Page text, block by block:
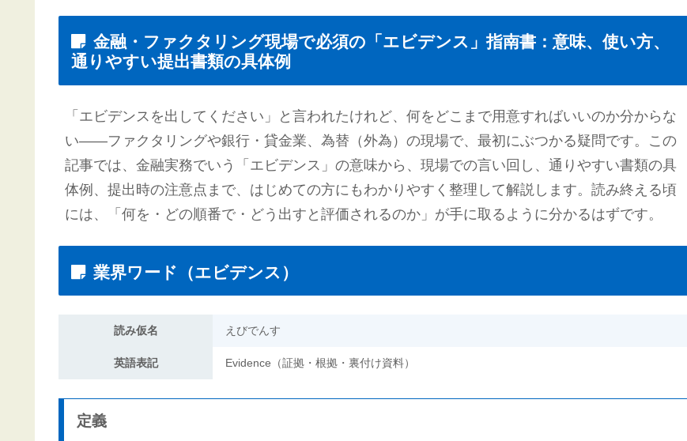
金融・ファクタリング現場で必須の「エビデンス」指南書：意味、使い方、
通りやすい提出書類の具体例
「エビデンスを出してください」と言われたけれど、何をどこまで用意すればいいのか分からな
い——ファクタリングや銀行・貸金業、為替（外為）の現場で、最初にぶつかる疑問です。この
記事では、金融実務でいう「エビデンス」の意味から、現場での言い回し、通りやすい書類の具
体例、提出時の注意点まで、はじめての方にもわかりやすく整理して解説します。読み終える頃
には、「何を・どの順番で・どう出すと評価されるのか」が手に取るように分かるはずです。
業界ワード（エビデンス）
読み仮名 えびでんす
英語表記 Evidence（証拠・根拠・裏付け資料）
定義